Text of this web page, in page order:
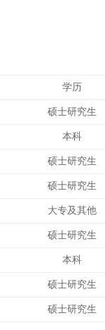
学历
硕士研究生
本科
硕士研究生
硕士研究生
大专及其他
硕士研究生
本科
硕士研究生
硕士研究生